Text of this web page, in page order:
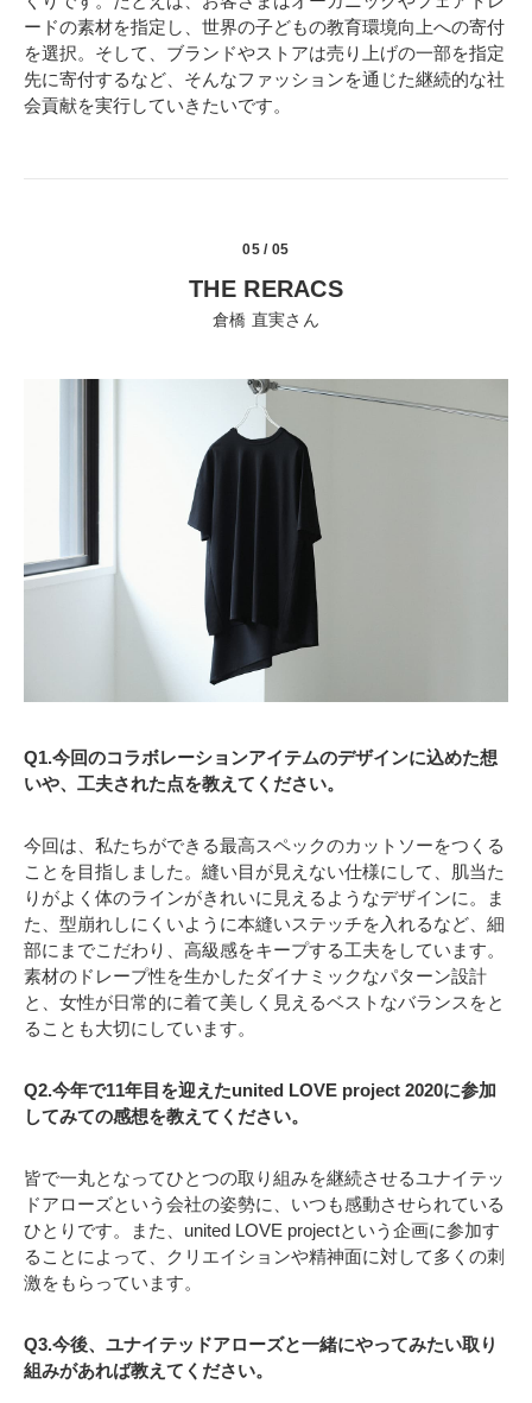
ードの素材を指定し、世界の子どもの教育環境向上への寄付
を選択。そして、ブランドやストアは売り上げの一部を指定
先に寄付するなど、そんなファッションを通じた継続的な社
会貢献を実行していきたいです。
05 / 05
THE RERACS
倉橋 直実さん
Q1.今回のコラボレーションアイテムのデザインに込めた想
いや、工夫された点を教えてください。
今回は、私たちができる最高スペックのカットソーをつくる
ことを目指しました。縫い目が見えない仕様にして、肌当た
りがよく体のラインがきれいに見えるようなデザインに。ま
た、型崩れしにくいように本縫いステッチを入れるなど、細
部にまでこだわり、高級感をキープする工夫をしています。
素材のドレープ性を生かしたダイナミックなパターン設計
と、女性が日常的に着て美しく見えるベストなバランスをと
ることも大切にしています。
Q2.今年で11年目を迎えたunited LOVE project 2020に参加
してみての感想を教えてください。
皆で一丸となってひとつの取り組みを継続させるユナイテッ
ドアローズという会社の姿勢に、いつも感動させられている
ひとりです。また、united LOVE projectという企画に参加す
ることによって、クリエイションや精神面に対して多くの刺
激をもらっています。
Q3.今後、ユナイテッドアローズと一緒にやってみたい取り
組みがあれば教えてください。